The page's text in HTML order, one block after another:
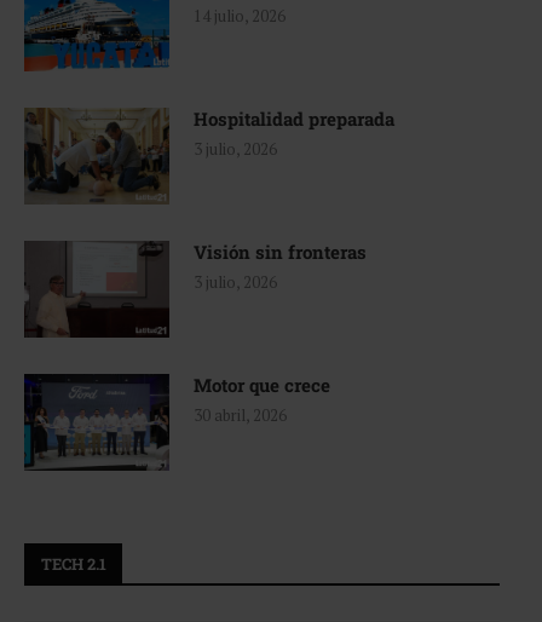
14 julio, 2026
Hospitalidad preparada
3 julio, 2026
Visión sin fronteras
3 julio, 2026
Motor que crece
30 abril, 2026
TECH 2.1